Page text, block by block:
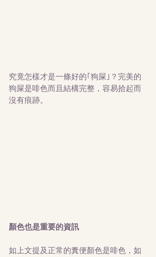
究竟怎樣才是一條好的｢狗屎｣？完美的
狗屎是啡色而且結構完整，容易拾起而
沒有痕跡。
顏色也是重要的資訊
如上文提及正常的糞便顏色是啡色，如